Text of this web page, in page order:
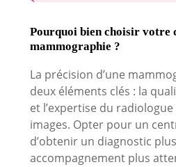
Pourquoi bien choisir votre
mammographie ?
La précision d’une
deux éléments clés : la
et l’expertise du
images. Opter pour un
d’obtenir un diagnostic
accompagnement plus